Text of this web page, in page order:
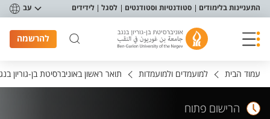
תפריט נגישות
התעניינות בלימודים סטודנטיות וסטודנטים לסגל לידידים עב
להרשמה
עמוד הבית למועמדים ולמועמדות תואר ראשון באוניברסיטת בן-גוריון
הרישום פתוח